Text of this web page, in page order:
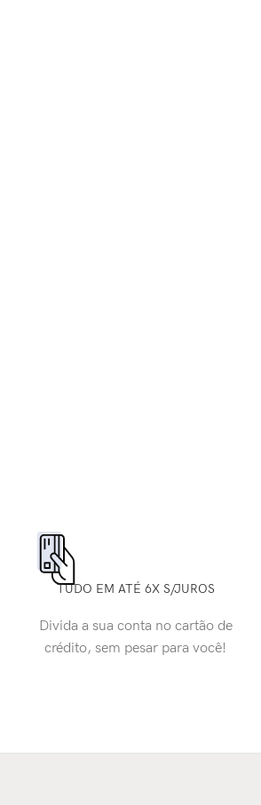
TUDO EM ATÉ 6X S/JUROS
Divida a sua conta no cartão de
crédito, sem pesar para você!